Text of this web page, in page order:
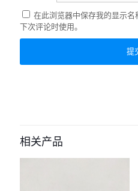
在此浏览器中保存我的显示
下次评论时使用。
相关产品